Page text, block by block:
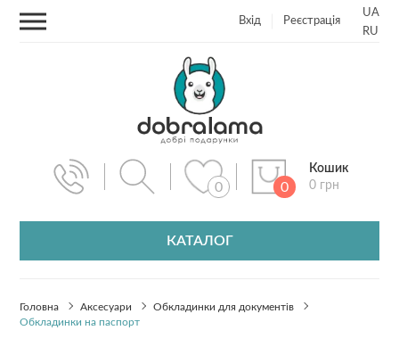
Вхід Реєстрація
UA
RU
0 0
Кошик
0 грн
КАТАЛОГ
Головна Аксесуари
Обкладинки для документів
Обкладинки на паспорт